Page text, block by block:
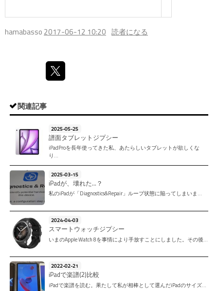
hamabasso 2017-06-12 10:20 読者になる
関連記事
2025-05-25
譜面タブレットジプシー
iPadProを長年使ってきた私、あたらしいタブレットが欲しくな
り…
2025-03-15
iPadが、壊れた…？
私のiPadが「Diagnostics&Repair」ループ状態に陥ってしまいま…
2024-04-03
スマートウォッチジプシー
いまのApple Watch 8を事情により手放すことにしました。その後…
2022-02-21
iPadで楽譜(2)比較
iPadで楽譜を読む。果たして私が相棒として選んだiPadのサイズ…